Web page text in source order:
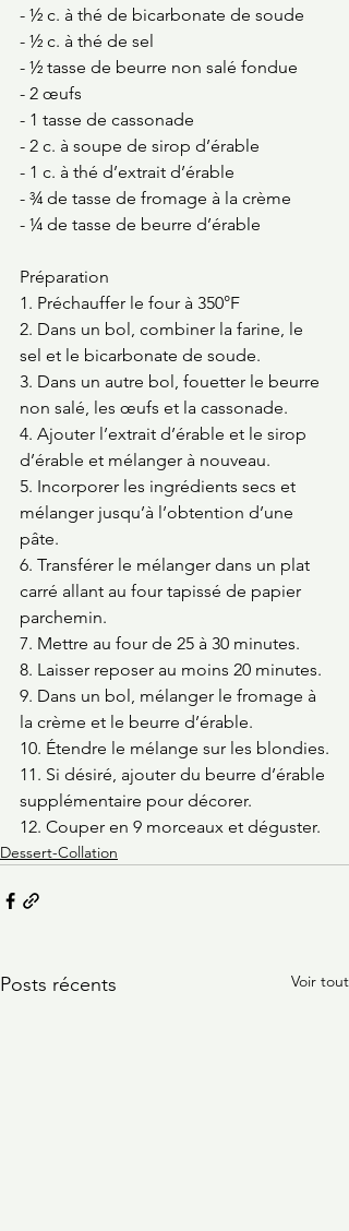
- ½ c. à thé de bicarbonate de soude
- ½ c. à thé de sel
- ½ tasse de beurre non salé fondue
- 2 œufs
- 1 tasse de cassonade
- 2 c. à soupe de sirop d’érable
- 1 c. à thé d’extrait d’érable
- ¾ de tasse de fromage à la crème
- ¼ de tasse de beurre d’érable
Préparation
1. Préchauffer le four à 350°F
2. Dans un bol, combiner la farine, le
sel et le bicarbonate de soude.
3. Dans un autre bol, fouetter le beurre
non salé, les œufs et la cassonade.
4. Ajouter l’extrait d’érable et le sirop
d’érable et mélanger à nouveau.
5. Incorporer les ingrédients secs et
mélanger jusqu’à l’obtention d’une
pâte.
6. Transférer le mélanger dans un plat
carré allant au four tapissé de papier
parchemin.
7. Mettre au four de 25 à 30 minutes.
8. Laisser reposer au moins 20 minutes.
9. Dans un bol, mélanger le fromage à
la crème et le beurre d’érable.
10. Étendre le mélange sur les blondies.
11. Si désiré, ajouter du beurre d’érable
supplémentaire pour décorer.
12. Couper en 9 morceaux et déguster.
Dessert-Collation
Posts récents Voir tout